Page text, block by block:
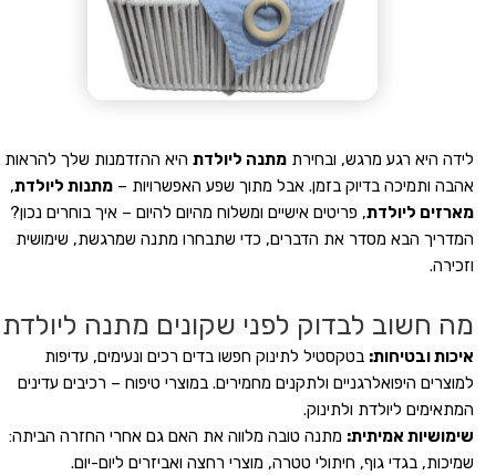
לידה היא רגע מרגש, ובחירתמתנה ליולדתהיא ההזדמנות שלך להראות
אהבה ותמיכה בדיוק בזמן. אבל מתוך שפע האפשרויות – מתנות ליולדת,
מארזים ליולדת, פריטים אישיים ומשלוח מהיום להיום – איך בוחרים נכון?
המדריך הבא מסדר את הדברים, כדי שתבחרו מתנה שמרגשת, שימושית
וזכירה.
מה חשוב לבדוק לפני שקונים מתנה ליולדת
איכות ובטיחות:בטקסטיל לתינוק חפשו בדים רכים ונעימים, עדיפות
למוצרים היפואלרגניים ולתקנים מחמירים. במוצרי טיפוח – רכיבים עדינים
המתאימים ליולדת ולתינוק.
שימושיות אמיתית:מתנה טובה מלווה את האם גם אחרי החזרה הביתה:
שמיכות, בגדי גוף, חיתולי טטרה, מוצרי רחצה ואביזרים ליום-יום.